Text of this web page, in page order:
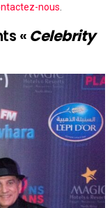
nous
« Celebrity